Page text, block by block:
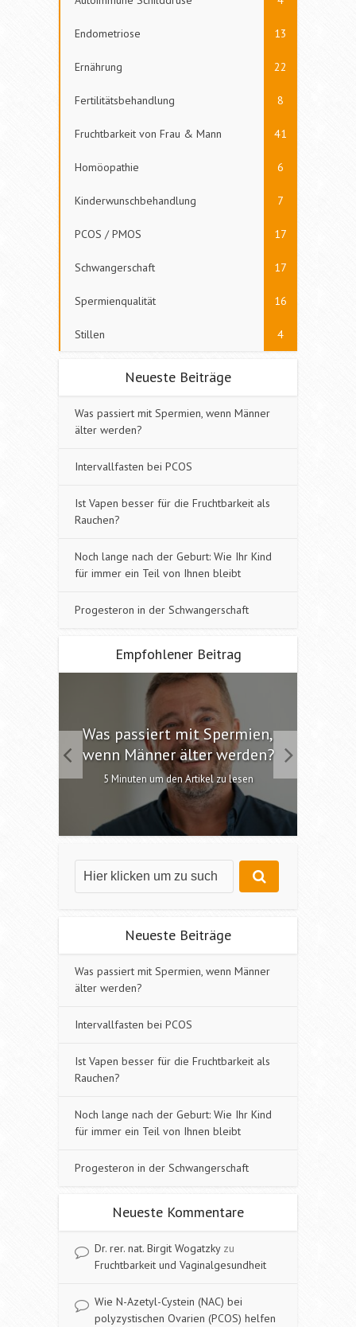
Endometriose 13
Ernährung 22
Fertilitätsbehandlung 8
Fruchtbarkeit von Frau & Mann 41
Homöopathie 6
Kinderwunschbehandlung 7
PCOS / PMOS 17
Schwangerschaft 17
Spermienqualität 16
Stillen 4
Neueste Beiträge
Was passiert mit Spermien, wenn Männer
älter werden?
Intervallfasten bei PCOS
Ist Vapen besser für die Fruchtbarkeit als
Rauchen?
Noch lange nach der Geburt: Wie Ihr Kind
für immer ein Teil von Ihnen bleibt
Progesteron in der Schwangerschaft
Empfohlener Beitrag
Was passiert mit Spermien,
wenn Männer älter werden?
5 Minuten um den Artikel zu lesen
Neueste Beiträge
Was passiert mit Spermien, wenn Männer
älter werden?
Intervallfasten bei PCOS
Ist Vapen besser für die Fruchtbarkeit als
Rauchen?
Noch lange nach der Geburt: Wie Ihr Kind
für immer ein Teil von Ihnen bleibt
Progesteron in der Schwangerschaft
Neueste Kommentare
Dr. rer. nat. Birgit Wogatzkyzu
Fruchtbarkeit und Vaginalgesundheit
Wie N-Azetyl-Cystein (NAC) bei
polyzystischen Ovarien (PCOS) helfen